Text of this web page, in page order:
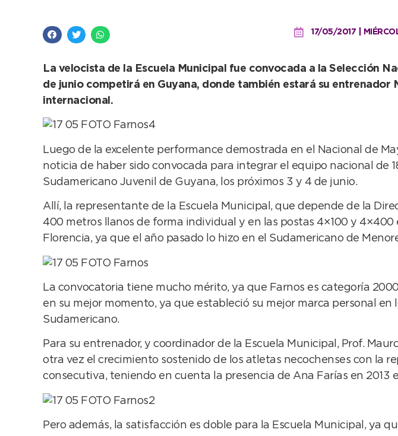
17/05/2017 |
La velocista de la Escuela Municipal fue convocada a la Selección
de junio competirá en Guyana, donde también estará su
internacional.
Luego de la excelente performance demostrada en el Nacional de
noticia de haber sido convocada para integrar el equipo nacional de
Sudamericano Juvenil de Guyana, los próximos 3 y 4 de junio.
Allí, la representante de la Escuela Municipal, que depende de la
400 metros llanos de forma individual y en las postas 4×100 y
Florencia, ya que el año pasado lo hizo en el Sudamericano de
La convocatoria tiene mucho mérito, ya que Farnos es categoría
en su mejor momento, ya que estableció su mejor marca personal en
Sudamericano.
Para su entrenador, y coordinador de la Escuela Municipal, Prof.
otra vez el crecimiento sostenido de los atletas necochenses con la
consecutiva, teniendo en cuenta la presencia de Ana Farías en 2013
Pero además, la satisfacción es doble para la Escuela Municipal, ya